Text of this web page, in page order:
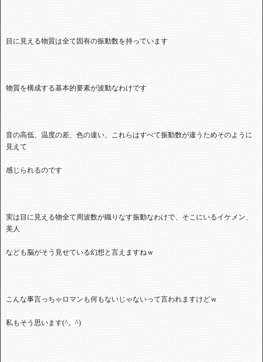
目に見える物質は全て固有の振動数を持っています
物質を構成する基本的要素が波動なわけです
音の高低、温度の差、色の違い、これらはすべて振動数が違うためそのように
見えて
感じられるのです
実は目に見える物全て周波数が織りなす振動なわけで、そこにいるイケメン、
美人
なども脳がそう見せている幻想と言えますねｗ
こんな事言っちゃロマンも何もないじゃないって言われますけどｗ
私もそう思います(^。 ^)